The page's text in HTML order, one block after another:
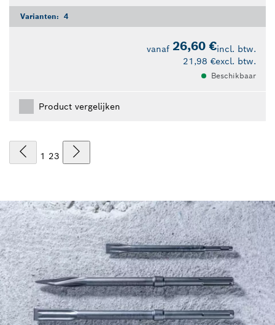
Varianten: 4
vanaf 26,60 €incl. btw.
21,98 €excl. btw.
Beschikbaar
Product vergelijken
1 23